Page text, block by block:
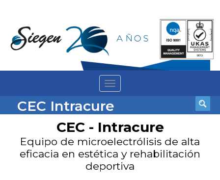
Toggle
navigation
CEC Intracure
CEC - Intracure
Equipo de microelectrólisis de alta
eficacia en estética y rehabilitación
deportiva